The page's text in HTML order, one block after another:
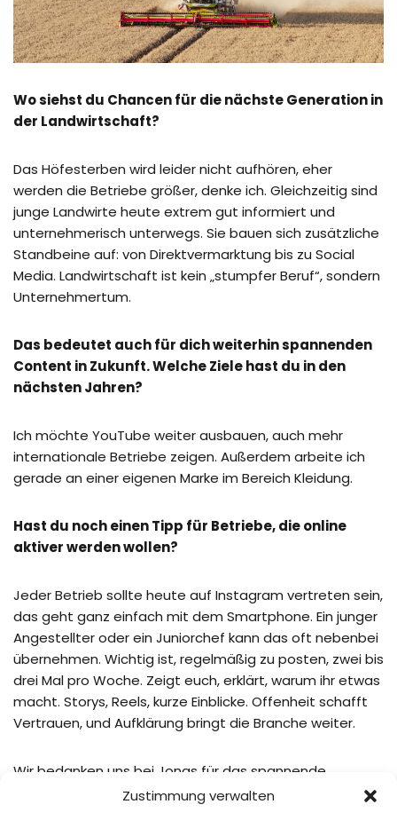
Zustimmung verwalten
Wo siehst du Chancen für die nächste Generation in
der Landwirtschaft?
Das Höfesterben wird leider nicht aufhören, eher
werden die Betriebe größer, denke ich. Gleichzeitig sind
junge Landwirte heute extrem gut informiert und
unternehmerisch unterwegs. Sie bauen sich zusätzliche
Standbeine auf: von Direktvermarktung bis zu Social
Media. Landwirtschaft ist kein „stumpfer Beruf“, sondern
Unternehmertum.
Das bedeutet auch für dich weiterhin spannenden
Content in Zukunft. Welche Ziele hast du in den
nächsten Jahren?
Ich möchte YouTube weiter ausbauen, auch mehr
internationale Betriebe zeigen. Außerdem arbeite ich
gerade an einer eigenen Marke im Bereich Kleidung.
Hast du noch einen Tipp für Betriebe, die online
aktiver werden wollen?
Jeder Betrieb sollte heute auf Instagram vertreten sein,
das geht ganz einfach mit dem Smartphone. Ein junger
Angestellter oder ein Juniorchef kann das oft nebenbei
übernehmen. Wichtig ist, regelmäßig zu posten, zwei bis
drei Mal pro Woche. Zeigt euch, erklärt, warum ihr etwas
macht. Storys, Reels, kurze Einblicke. Offenheit schafft
Vertrauen, und Aufklärung bringt die Branche weiter.
Wir bedanken uns bei Jonas für das spannende
Interview. Weitere Informationen über Jonas ­finden Sie